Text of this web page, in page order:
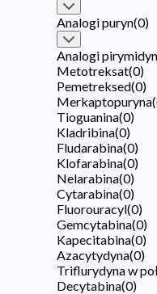
Analogi puryn(0)
Analogi pirymidyn
Metotreksat(0)
Pemetreksed(0)
Merkaptopuryna(
Tioguanina(0)
Kladribina(0)
Fludarabina(0)
Klofarabina(0)
Nelarabina(0)
Cytarabina(0)
Fluorouracyl(0)
Gemcytabina(0)
Kapecitabina(0)
Azacytydyna(0)
Triflurydyna w
Decytabina(0)